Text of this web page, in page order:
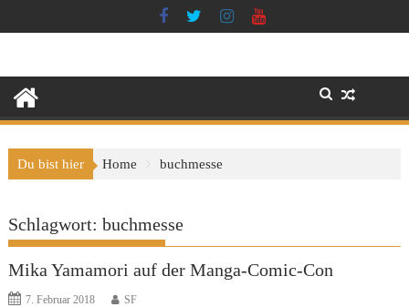
to
Du bist hier Home buchmesse
Schlagwort:buchmesse
Mika Yamamori auf der Manga-Comic-Con
7. Februar 2018 SF